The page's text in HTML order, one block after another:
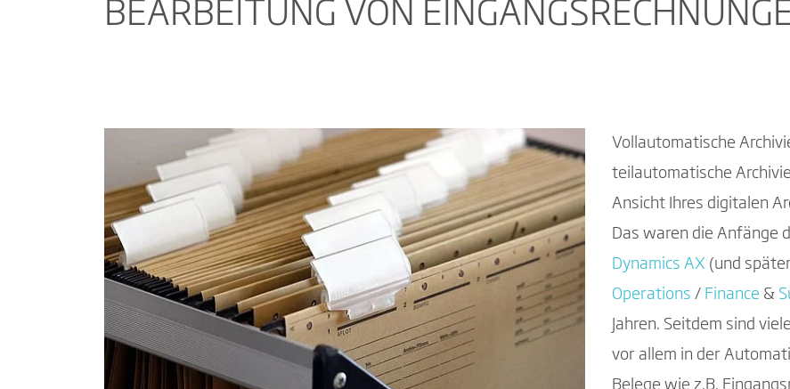
BEARBEITUNG VON
Vollautomatische
teilautomatische
Ansicht Ihres digitalen
Das waren die Anfänge
Dynamics AX (und
Operations / Finance &
Jahren. Seitdem sind
vor allem in der
Belege wie z.B.